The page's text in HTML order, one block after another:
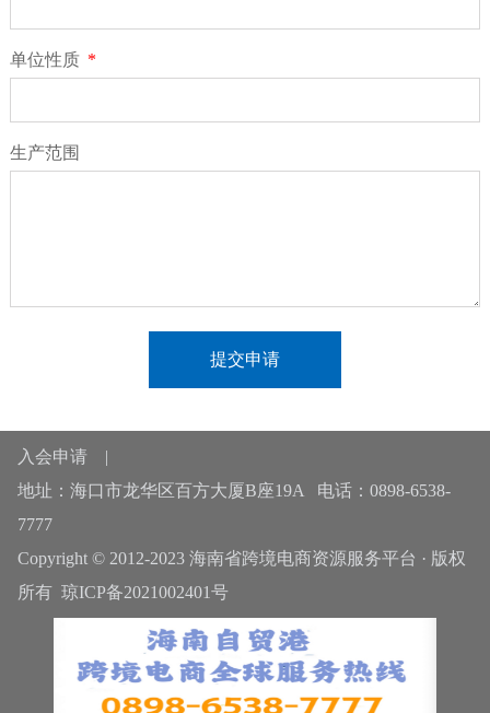
单位性质 *
生产范围
提交申请
入会申请|
地址：海口市龙华区百方大厦B座19A 电话：0898-6538-
7777
Copyright © 2012-2023 海南省跨境电商资源服务平台 · 版权
所有 琼ICP备2021002401号